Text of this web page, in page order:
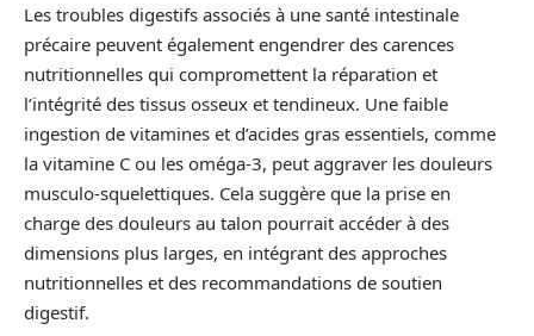
Les troubles digestifs associés à une santé intestinale
précaire peuvent également engendrer des carences
nutritionnelles qui compromettent la réparation et
l’intégrité des tissus osseux et tendineux. Une faible
ingestion de vitamines et d’acides gras essentiels, comme
la vitamine C ou les oméga-3, peut aggraver les douleurs
musculo-squelettiques. Cela suggère que la prise en
charge des douleurs au talon pourrait accéder à des
dimensions plus larges, en intégrant des approches
nutritionnelles et des recommandations de soutien
digestif.